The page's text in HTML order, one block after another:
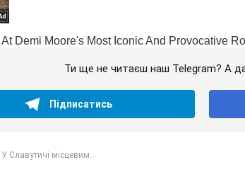
Ти ще не читаєш наш Telegram? А
Підписатись
У Славутичі місцевим...